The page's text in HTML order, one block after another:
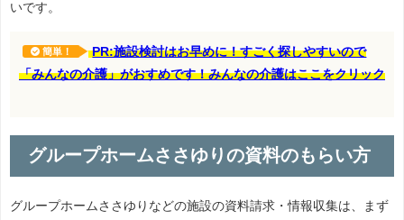
いです。
簡単！
PR:施設検討はお早めに！すごく探しやすいので
「みんなの介護」がおすめです！みんなの介護はここをクリック
グループホームささゆりの資料のもらい方
グループホームささゆりなどの施設の資料請求・情報収集は、まず